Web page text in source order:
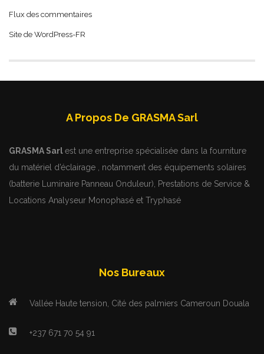
Flux des commentaires
Site de WordPress-FR
A Propos De GRASMA Sarl
GRASMA Sarlest une entreprise spécialisée dans la fourniture
du matériel d’éclairage , notamment des équipements solaires
(batterie Luminaire Panneau Onduleur), Prestations de Service &
Locations Analyseur Monophasé et Tryphasé
Nos Bureaux
Vallée Haute tension, Cité des palmiers Cameroun Douala
+237 671 70 54 91